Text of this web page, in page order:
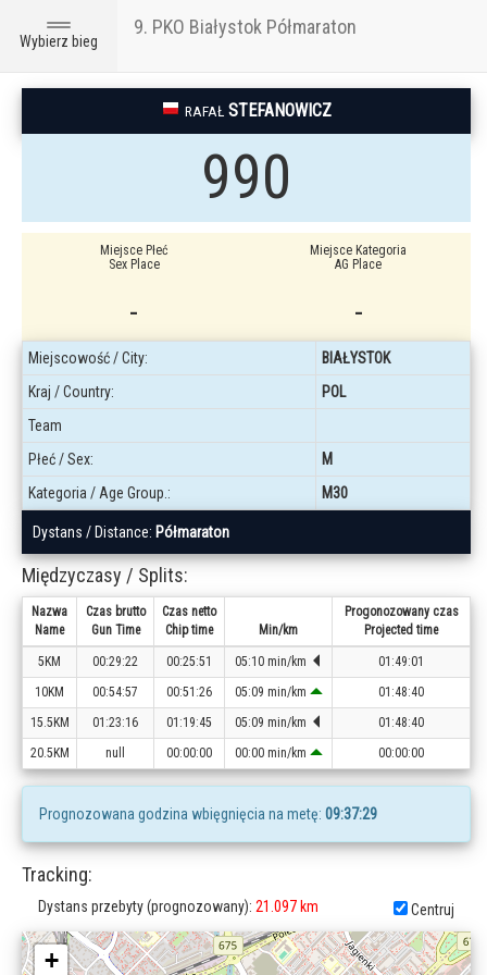
Toggle
navigation
Wybierz bieg
9. PKO Białystok Półmaraton
RAFAŁ STEFANOWICZ
990
Miejsce Płeć
Sex Place
-
Miejsce Kategoria
AG Place
-
Miejscowość / City:
BIAŁYSTOK
Kraj / Country:
POL
Team
Płeć / Sex:
M
Kategoria / Age Group.:
M30
Dystans / Distance: Półmaraton
Międzyczasy / Splits:
Nazwa
Name
Czas brutto
Gun Time
Czas netto
Chip time
Min/km
Progonozowany czas
Projected time
5KM 00:29:22 00:25:51 05:10 min/km
01:49:01
10KM
00:54:57 00:51:26 05:09 min/km
01:48:40
15.5KM
01:23:16 01:19:45 05:09 min/km
01:48:40
20.5KM
null 00:00:00 00:00 min/km 00:00:00
Prognozowana godzina wbięgnięcia na metę: 09:37:29
Tracking:
Dystans przebyty (prognozowany): 21.097 km Centruj
+